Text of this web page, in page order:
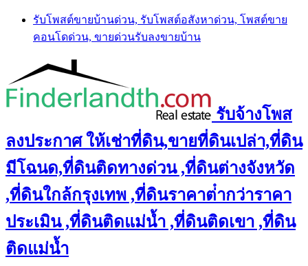
Skip
content
รับโพสต์ขายบ้านด่วน, รับโพสต์อสังหาด่วน, โพสต์ขาย
คอนโดด่วน, ขายด่วนรับลงขายบ้าน
รับจ้างโพส
ลงประกาศ ให้เช่าที่ดิน,ขายที่ดินเปล่า,ที่ดิน
มีโฉนด,ที่ดินติดทางด่วน ,ที่ดินต่างจังหวัด
,ที่ดินใกล้กรุงเทพ ,ที่ดินราคาต่ํากว่าราคา
ประเมิน ,ที่ดินติดแม่น้ำ ,ที่ดินติดเขา ,ที่ดิน
ติดแม่น้ำ